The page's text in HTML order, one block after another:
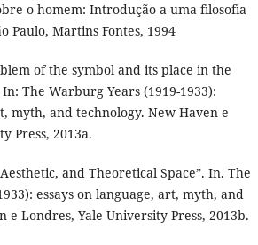
o homem: Introdução a uma filosofia
Paulo, Martins Fontes, 1994
of the symbol and its place in the
The Warburg Years (1919-1933):
myth, and technology. New Haven e
Press, 2013a.
and Theoretical Space”. In. The
essays on language, art, myth, and
e Londres, Yale University Press, 2013b.